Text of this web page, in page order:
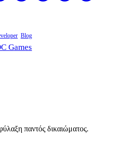
Blog
Games
παντός δικαιώματος.